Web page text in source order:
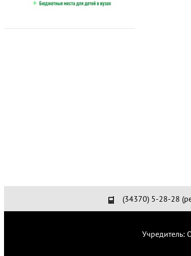
(34370) 5-28-28
Учредитель: